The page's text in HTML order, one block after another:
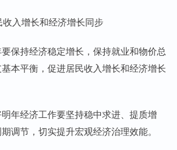
入增长和经济增长同步
持经济稳定增长，保持就业和物价总
本平衡，促进居民收入增长和经济增长
经济工作要坚持稳中求进、提质增
调节，切实提升宏观经济治理效能。